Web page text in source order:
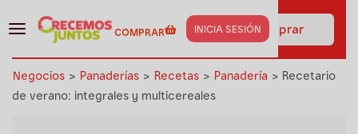
COMPRAR INICIA SESIÓN
¡Haz clic aquí y obtén los
insumos de esta receta al
instante!
Ir a comprar
Negocios > Panaderías > Recetas > Panadería > Recetario
de verano: integrales y multicereales